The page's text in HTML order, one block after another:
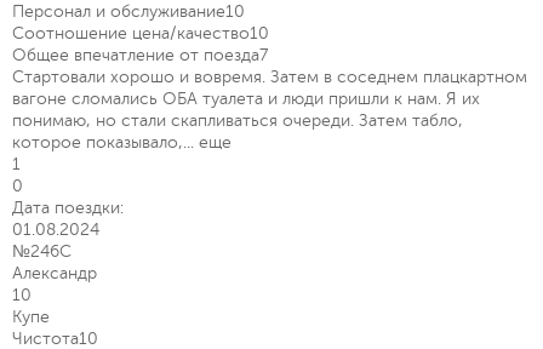
Персонал и обслуживание10
Соотношение цена/качество10
Общее впечатление от поезда7
Стартовали хорошо и вовремя. Затем в соседнем плацкартном
вагоне сломались ОБА туалета и люди пришли к нам. Я их
понимаю, но стали скапливаться очереди. Затем табло,
которое показывало,... еще
1
0
Дата поездки:
01.08.2024
№246С
Александр
10
Купе
Чистота10